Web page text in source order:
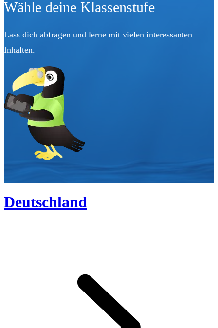
Wähle deine Klassenstufe
Lass dich abfragen und lerne mit vielen interessanten
Inhalten.
Deutschland